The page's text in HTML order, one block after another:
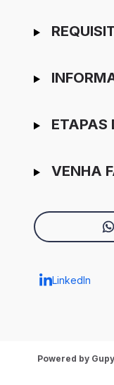
ETAPAS
VENHA
LinkedIn
Powered by